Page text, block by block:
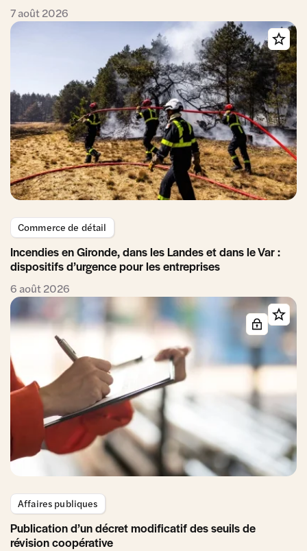
7 août 2026
Commerce de détail
Incendies en Gironde, dans les Landes et dans le Var :
dispositifs d’urgence pour les entreprises
6 août 2026
Affaires publiques
Publication d’un décret modificatif des seuils de
révision coopérative